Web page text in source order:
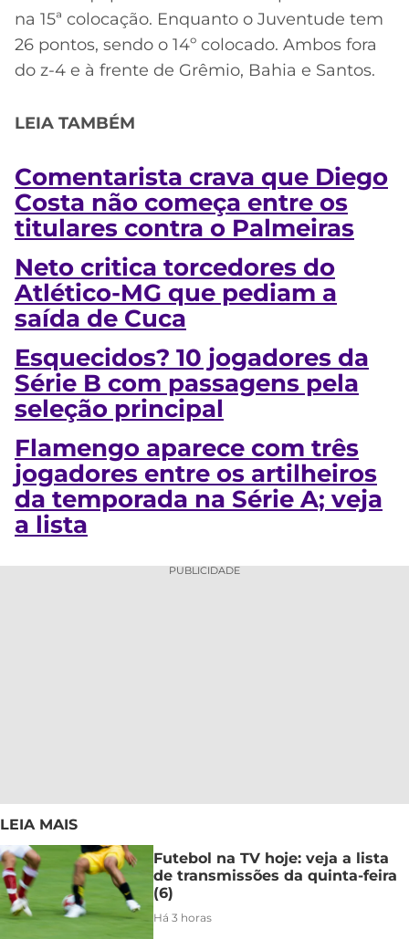
na 15ª colocação. Enquanto o Juventude tem
26 pontos, sendo o 14º colocado. Ambos fora
do z-4 e à frente de Grêmio, Bahia e Santos.
LEIA TAMBÉM
Comentarista crava que Diego
Costa não começa entre os
titulares contra o Palmeiras
Neto critica torcedores do
Atlético-MG que pediam a
saída de Cuca
Esquecidos? 10 jogadores da
Série B com passagens pela
seleção principal
Flamengo aparece com três
jogadores entre os artilheiros
da temporada na Série A; veja
a lista
PUBLICIDADE
LEIA MAIS
Futebol na TV hoje: veja a lista
de transmissões da quinta-feira
(6)
Há 3 horas